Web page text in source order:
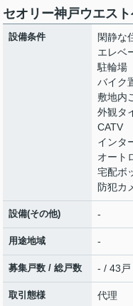
セオリー神戸ウエス
設備条件
閑静な
エレベ
駐輪場
バイク
敷地内
外観タ
CATV
インタ
オート
宅配ボ
防犯カ
設備(その他) -
用途地域 -
募集戸数 / 総戸数 - / 43戸
取引態様 代理